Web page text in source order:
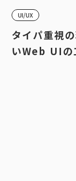
UI/UX
タイパ重視
いWeb UIの